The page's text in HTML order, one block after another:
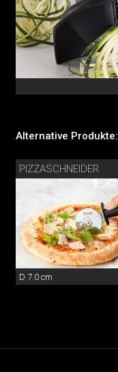
Alternative Produkte:
PIZZASCHNEIDER
D 7.0 cm